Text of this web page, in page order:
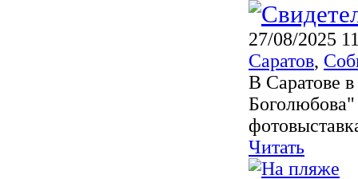
27/08/2025
Саратов,
В Саратове
Боголюбова"
Читать